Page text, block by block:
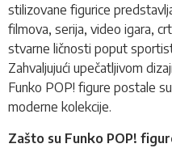
stilizovane figurice
filmova, serija, video igara,
stvarne ličnosti poput
Zahvaljujući upečatljivom
Funko POP! figure postale
moderne kolekcije.
Zašto su Funko POP!